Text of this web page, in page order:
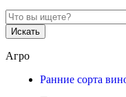
Искать
Агро
Ранние сорта